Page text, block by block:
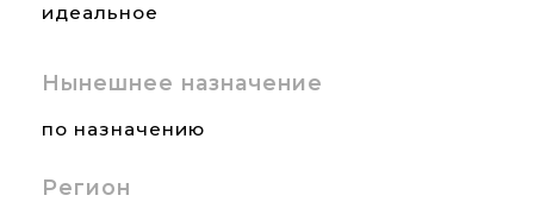
идеальное
Нынешнее назначение
по назначению
Регион